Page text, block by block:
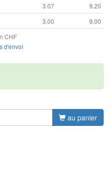
3.07 9.20
3.00
9.00
CHF
d'envoi
au panier